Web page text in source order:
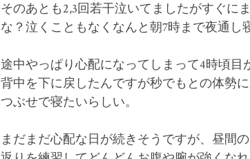
そのあとも2,3回若干泣いてましたがすぐに
な？泣くこともなくなんと朝7時まで夜通し
途中やっぱり心配になってしまって4時頃目
背中を下に戻したんですが秒でもとの体勢
つぶせで寝たいらしい。
まだまだ心配な日が続きそうですが、昼間